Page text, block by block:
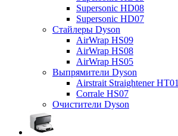
Supersonic HD08
Supersonic HD07
Стайлеры Dyson
AirWrap HS09
AirWrap HS08
AirWrap HS05
Выпрямители Dyson
Airstrait Straightener HT01
Corrale HS07
Очистители Dyson